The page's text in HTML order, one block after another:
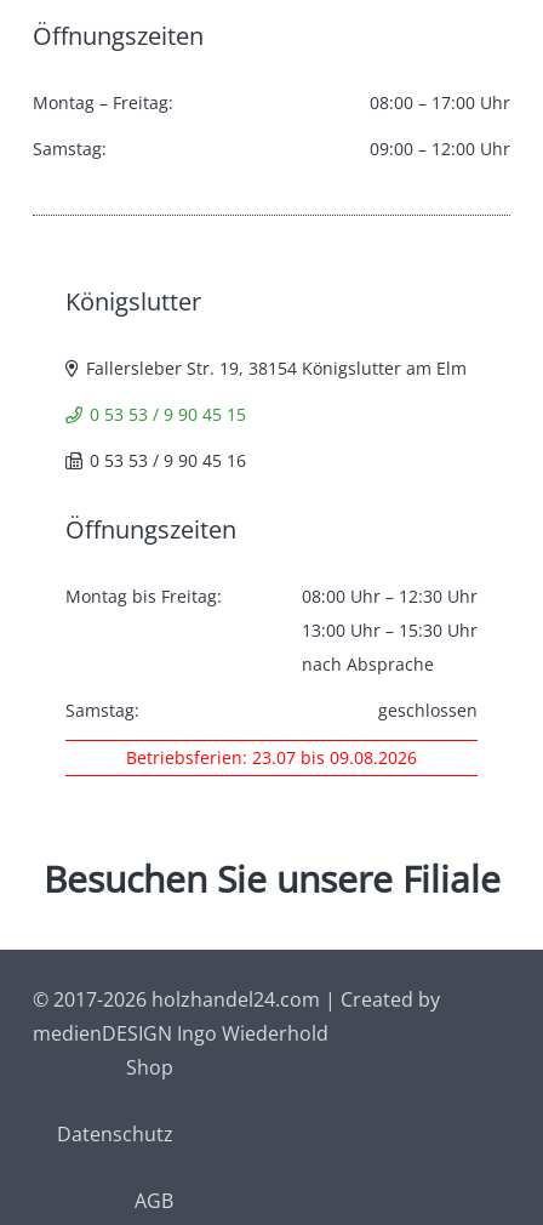
Öffnungszeiten
Montag – Freitag:
08:00 – 17:00 Uhr
Samstag:
09:00 – 12:00 Uhr
Königslutter
Fallersleber Str. 19, 38154 Königslutter am Elm
0 53 53 / 9 90 45 15
0 53 53 / 9 90 45 16
Öffnungszeiten
Montag bis Freitag:
08:00 Uhr – 12:30 Uhr
13:00 Uhr – 15:30 Uhr
nach Absprache
Samstag:
geschlossen
Betriebsferien: 23.07 bis 09.08.2026
Wir
Besuchen
freuen
Sie uns
unsereüberFiliale
© 2017-2026 holzhandel24.com | Created by
medienDESIGN Ingo Wiederhold